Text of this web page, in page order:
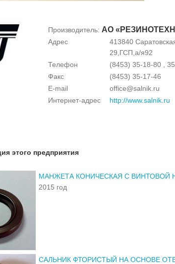
Производитель: АО
Адрес
413840
29,ГСП,а/я92
Телефон
(8453) 35-18-80 ,
Факс
(8453) 35-17-46
E-mail
office@salnik.ru
Интернет-адрес
http://www.salnik.ru
этого предприятия
МАНЖЕТА КОНИЧЕСКАЯ С ВИНТОВОЙ
2015 год
САЛЬНИК ФТОРИСТЫЙ НА ОСНОВЕ